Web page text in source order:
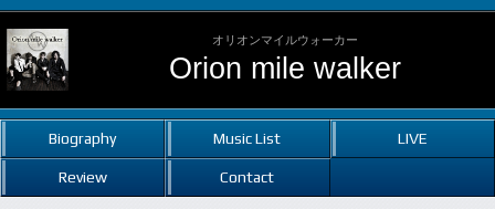
オリオンマイルウォーカー
Orion mile walker
Biography Music List LIVE
Review Contact